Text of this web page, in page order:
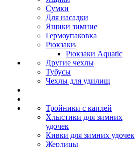
Сумки
Для насадки
Ящики зимние
Гермоупаковка
Рюкзаки
Рюкзаки Aquatic
Другие чехлы
Тубусы
Чехлы для удилищ
Тройники с каплей
Хлыстики для зимних
удочек
Кивки для зимних удочек
Жерлицы